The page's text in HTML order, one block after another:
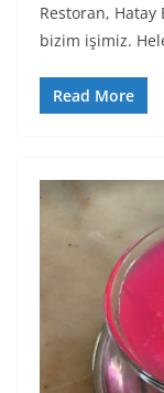
Restoran,
bizim işimiz.
Read More